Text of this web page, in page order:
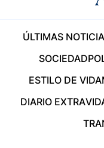
ÚLTIMAS
SOCIEDAD
ESTILO DE VIDA
DIARIO EXTRA